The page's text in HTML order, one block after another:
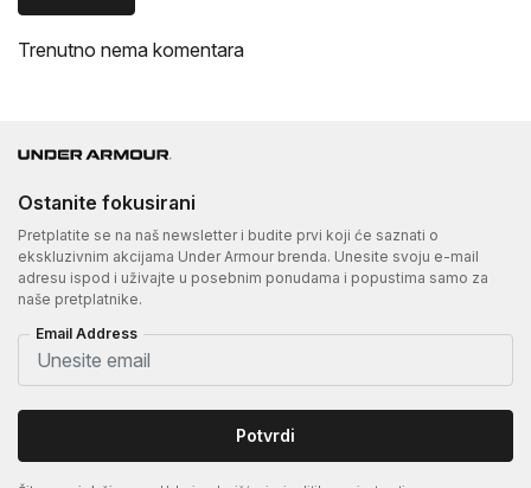
Trenutno nema komentara
Ostanite fokusirani
Pretplatite se na naš newsletter i budite prvi koji će saznati o
ekskluzivnim akcijama Under Armour brenda. Unesite svoju e-mail
adresu ispod i uživajte u posebnim ponudama i popustima samo za
naše pretplatnike.
Email Address
Potvrdi